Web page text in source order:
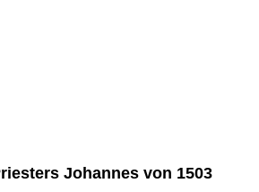
Johannes von 1503